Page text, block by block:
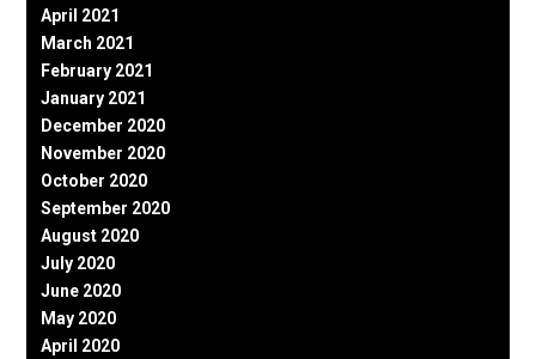
April 2021
March 2021
February 2021
January 2021
December 2020
November 2020
October 2020
September 2020
August 2020
July 2020
June 2020
May 2020
April 2020